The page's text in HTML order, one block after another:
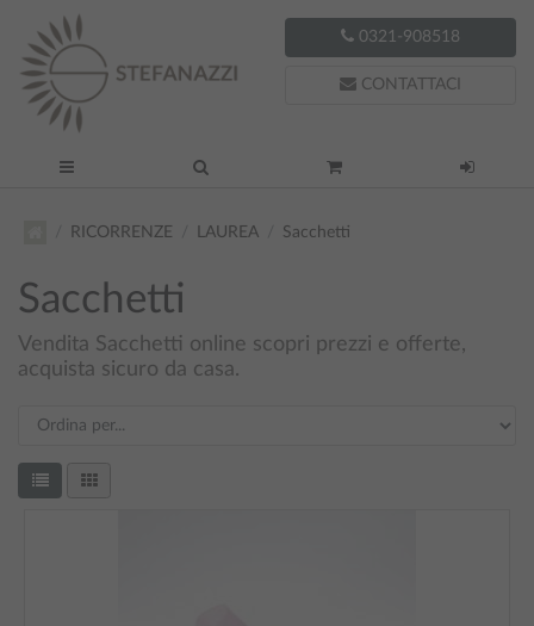
0321-908518
CONTATTACI
RICORRENZE LAUREA Sacchetti
Sacchetti
Vendita Sacchetti online scopri prezzi e offerte,
acquista sicuro da casa.